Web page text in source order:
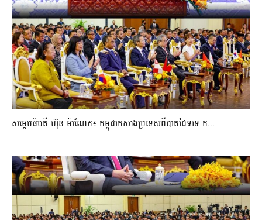
សម្ដេចធិបតី ហ៊ុន ម៉ាណែត៖ កម្ពុជាកសាងប្រទេសពីបាតដៃទទេ ក្...